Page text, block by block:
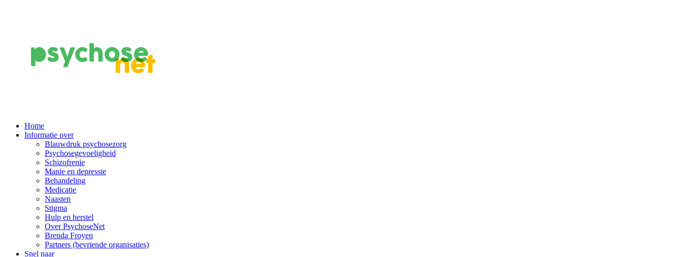
Main
Navigation
Home
Informatie over
Blauwdruk psychosezorg
Psychosegevoeligheid
Schizofrenie
Manie en depressie
Behandeling
Medicatie
Naasten
Stigma
Hulp en herstel
Over PsychoseNet
Brenda Froyen
Partners (bevriende organisaties)
Snel naar